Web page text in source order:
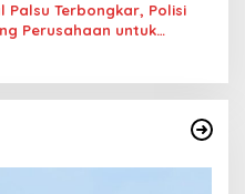
Palsu Terbongkar, Polisi
Perusahaan untuk